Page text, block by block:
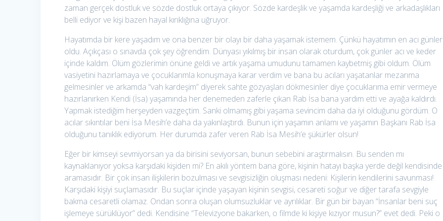
zaman gerçek dostluk ve sözde dostluk ortaya çıkıyor. Sözde kardeşlik ve yaşamda kardeşliği ve arkadaşlıkları
belli ediyor ve kişi bazen hayal kırıklığına uğruyor.
Hayatımda bir kere yaşadım ve ona benzer bir olayı bir daha yaşamak istemem. Çünkü hayatımın en acı
oldu. Açıkçası o sınavda çok şey öğrendim. Dünyası yıkılmış bir insan olarak oturdum, çok günler acı ve keder
içinde kaldım. Ölüm gözlerimin önüne geldi ve artık yaşama umudunu tamamen kaybetmiş gibi oldum. Ölüm
vasiyetini hazırlamaya ve çocuklarımla konuşmaya karar verdim ve bana bu acıları yaşatanlar mezarıma
gelmesinler ve arkamda “vah kardeşim” diyerek sahte gözyaşları dökmesinler diye çocuklarıma emir vermeye
hazırlanırken Kendi (İsa) yaşamında her denemeden zaferle çıkan Rab İsa bana yardım etti ve ayağa kaldırdı.
Yapmak istediğim herşeyden vazgeçtim. Sanki olmamış gibi yaşama sevincim daha da iyi olduğunu gördüm. O
acılar sıkıntılar beni İsa Mesih’e daha da yakınlaştırdı. Bunun için yaşamın anlamı ve yaşamın Başkanı Rab İsa
olduğunu tanıklık ediyorum. Her durumda zafer veren Rab İsa Mesih’e şükürler olsun!
Eğer bir kimseyi sevmiyorsan ya da birisini seviyorsan, bunun sebebini araştırmalısın. Bu senden mı
kaynaklanıyor yoksa karşıdaki kişiden mi? En akılı yöntem bana göre, kişinin hatayı başka yerde değil kendisinde
aramasıdır. Bir çok insan ilişkilerin bozulması ve sevgisizliğin oluşması nedeni: Kişilerin kendilerini savunması!
Karşıdaki kişiyi suçlamasıdır. Bu suçlar içinde yaşayan kişinin sevgisi, cesareti soğur ve diğer tarafa sevgiyle
bakma cesaretli olamaz. Ondan sonra oluşan olumsuzluklar ve ayrılıklar. Bir gün bir bayan “İnsanlar beni suç
işlemeye sürüklüyor” dedi. Kendisine “Televizyone bakarken, o filmde ki kişiye kızıyor musun?” evet dedi. Peki o